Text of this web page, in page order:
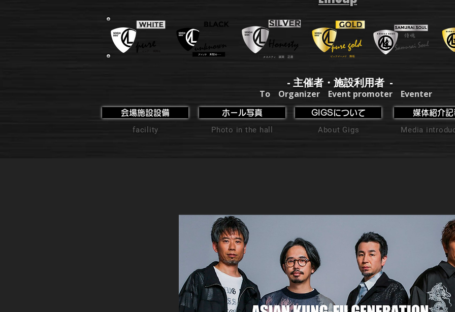
- 主催者・施設利用者 -
To Organizer Event promoter Eventer
会場施設設備
facility
ホール写真
Photo in the hall
GIGSについて
About Gigs
媒体紹介記
Media